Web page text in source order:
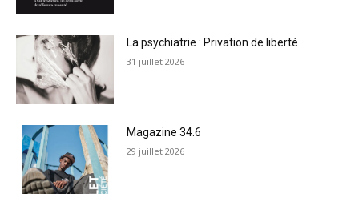
La psychiatrie : Privation de liberté
31 juillet 2026
Magazine 34.6
29 juillet 2026